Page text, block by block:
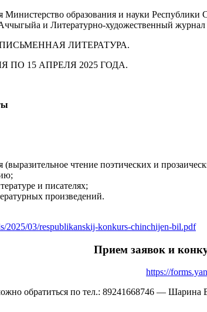
Министерство образования и науки
и Литературно-художественный журнал
ПИСЬМЕННАЯ ЛИТЕРАТУРА.
ПО 15 АПРЕЛЯ 2025 ГОДА.
(выразительное чтение поэтических и
и писателях;
произведений.
2025/03/respublikanskij-konkurs-chinchijen-bil.pdf
Прием заявок и
https://
обратиться по тел.: 89241668746 — Шарина